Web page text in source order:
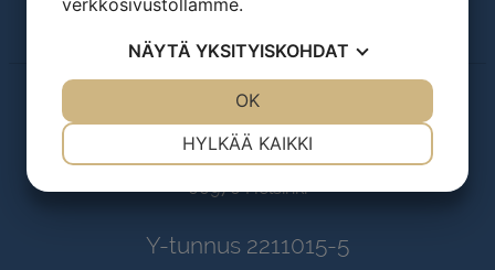
Ota yhteyttä
Saariselänkuja 6a
00970 Helsinki
Y-tunnus 2211015-5
NÄYTÄ YKSITYISKOHDAT
HYLKÄÄ KAIKKI
OK